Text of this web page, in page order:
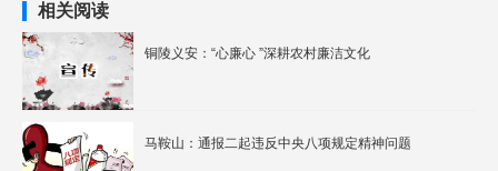
相关阅读
铜陵义安：“心廉心 ”深耕农村廉洁文化
马鞍山：通报二起违反中央八项规定精神问题